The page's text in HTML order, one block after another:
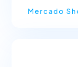
Mercado